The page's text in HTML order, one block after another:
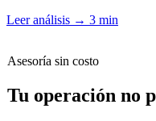
Leer análisis → 3 min
Asesoría sin costo
Tu operación no